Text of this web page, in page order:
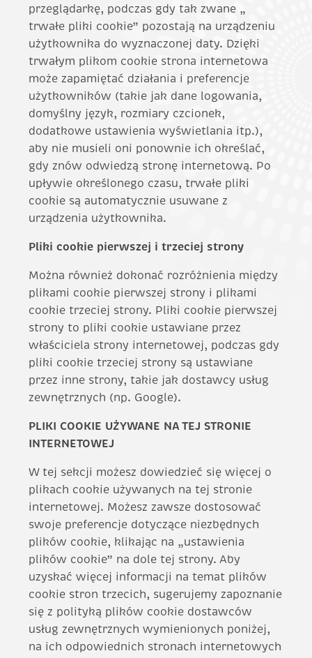
przeglądarkę, podczas gdy tak zwane „
trwałe pliki cookie” pozostają na urządzeniu
użytkownika do wyznaczonej daty. Dzięki
trwałym plikom cookie strona internetowa
może zapamiętać działania i preferencje
użytkowników (takie jak dane logowania,
domyślny język, rozmiary czcionek,
dodatkowe ustawienia wyświetlania itp.),
aby nie musieli oni ponownie ich określać,
gdy znów odwiedzą stronę internetową. Po
upływie określonego czasu, trwałe pliki
cookie są automatycznie usuwane z
urządzenia użytkownika.
Pliki cookie pierwszej i trzeciej strony
Można również dokonać rozróżnienia między
plikami cookie pierwszej strony i plikami
cookie trzeciej strony. Pliki cookie pierwszej
strony to pliki cookie ustawiane przez
właściciela strony internetowej, podczas gdy
pliki cookie trzeciej strony są ustawiane
przez inne strony, takie jak dostawcy usług
zewnętrznych (np. Google).
PLIKI COOKIE UŻYWANE NA TEJ STRONIE
INTERNETOWEJ
W tej sekcji możesz dowiedzieć się więcej o
plikach cookie używanych na tej stronie
internetowej. Możesz zawsze dostosować
swoje preferencje dotyczące niezbędnych
plików cookie, klikając na „ustawienia
plików cookie” na dole tej strony. Aby
uzyskać więcej informacji na temat plików
cookie stron trzecich, sugerujemy zapoznanie
się z polityką plików cookie dostawców
usług zewnętrznych wymienionych poniżej,
na ich odpowiednich stronach internetowych